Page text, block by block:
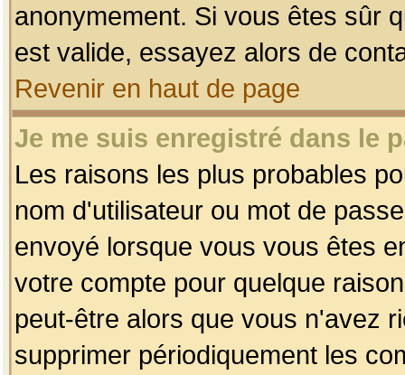
anonymement. Si vous êtes sûr
est valide, essayez alors de
Revenir en haut de page
Je me suis enregistré dans le
Les raisons les plus probables
nom d'utilisateur ou mot de
envoyé lorsque vous vous êtes
votre compte pour quelque
peut-être alors que vous n'avez
supprimer périodiquement les